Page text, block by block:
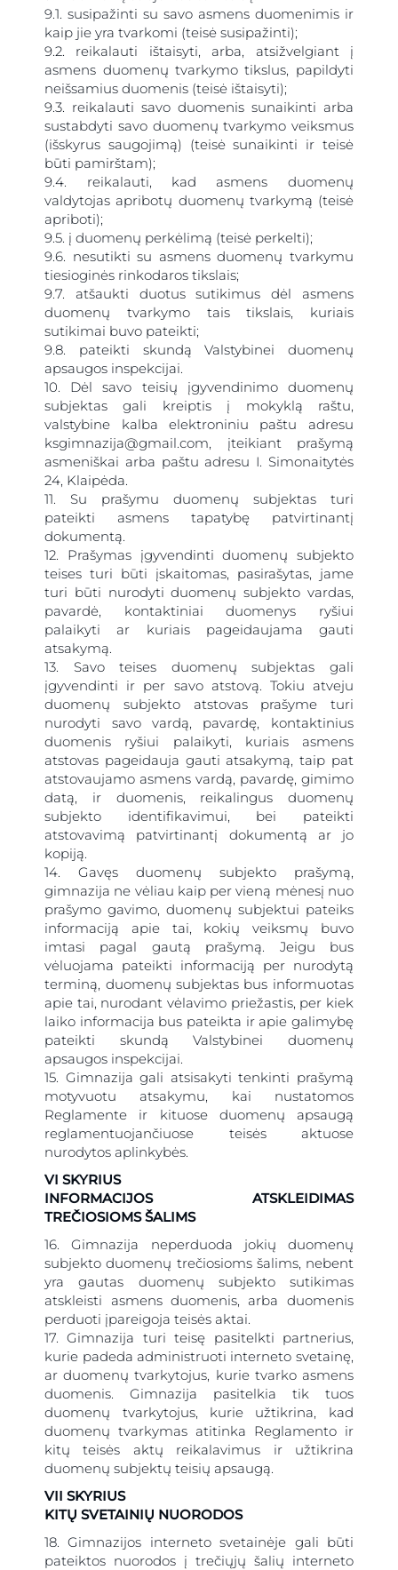
9.1. susipažinti su savo asmens duomenimis ir
kaip jie yra tvarkomi (teisė susipažinti);
9.2. reikalauti ištaisyti, arba, atsižvelgiant į
asmens duomenų tvarkymo tikslus, papildyti
neišsamius duomenis (teisė ištaisyti);
9.3. reikalauti savo duomenis sunaikinti arba
sustabdyti savo duomenų tvarkymo veiksmus
(išskyrus saugojimą) (teisė sunaikinti ir teisė
būti pamirštam);
9.4. reikalauti, kad asmens duomenų
valdytojas apribotų duomenų tvarkymą (teisė
apriboti);
9.5. į duomenų perkėlimą (teisė perkelti);
9.6. nesutikti su asmens duomenų tvarkymu
tiesioginės rinkodaros tikslais;
9.7. atšaukti duotus sutikimus dėl asmens
duomenų tvarkymo tais tikslais, kuriais
sutikimai buvo pateikti;
9.8. pateikti skundą Valstybinei duomenų
apsaugos inspekcijai.
10. Dėl savo teisių įgyvendinimo duomenų
subjektas gali kreiptis į mokyklą raštu,
valstybine kalba elektroniniu paštu adresu
ksgimnazija@gmail.com, įteikiant prašymą
asmeniškai arba paštu adresu I. Simonaitytės
24, Klaipėda.
11. Su prašymu duomenų subjektas turi
pateikti asmens tapatybę patvirtinantį
dokumentą.
12. Prašymas įgyvendinti duomenų subjekto
teises turi būti įskaitomas, pasirašytas, jame
turi būti nurodyti duomenų subjekto vardas,
pavardė, kontaktiniai duomenys ryšiui
palaikyti ar kuriais pageidaujama gauti
atsakymą.
13. Savo teises duomenų subjektas gali
įgyvendinti ir per savo atstovą. Tokiu atveju
duomenų subjekto atstovas prašyme turi
nurodyti savo vardą, pavardę, kontaktinius
duomenis ryšiui palaikyti, kuriais asmens
atstovas pageidauja gauti atsakymą, taip pat
atstovaujamo asmens vardą, pavardę, gimimo
datą, ir duomenis, reikalingus duomenų
subjekto identifikavimui, bei pateikti
atstovavimą patvirtinantį dokumentą ar jo
kopiją.
14. Gavęs duomenų subjekto prašymą,
gimnazija ne vėliau kaip per vieną mėnesį nuo
prašymo gavimo, duomenų subjektui pateiks
informaciją apie tai, kokių veiksmų buvo
imtasi pagal gautą prašymą. Jeigu bus
vėluojama pateikti informaciją per nurodytą
terminą, duomenų subjektas bus informuotas
apie tai, nurodant vėlavimo priežastis, per kiek
laiko informacija bus pateikta ir apie galimybę
pateikti skundą Valstybinei duomenų
apsaugos inspekcijai.
15. Gimnazija gali atsisakyti tenkinti prašymą
motyvuotu atsakymu, kai nustatomos
Reglamente ir kituose duomenų apsaugą
reglamentuojančiuose teisės aktuose
nurodytos aplinkybės.
VI SKYRIUS
INFORMACIJOS ATSKLEIDIMAS
TREČIOSIOMS ŠALIMS
16. Gimnazija neperduoda jokių duomenų
subjekto duomenų trečiosioms šalims, nebent
yra gautas duomenų subjekto sutikimas
atskleisti asmens duomenis, arba duomenis
perduoti įpareigoja teisės aktai.
17. Gimnazija turi teisę pasitelkti partnerius,
kurie padeda administruoti interneto svetainę,
ar duomenų tvarkytojus, kurie tvarko asmens
duomenis. Gimnazija pasitelkia tik tuos
duomenų tvarkytojus, kurie užtikrina, kad
duomenų tvarkymas atitinka Reglamento ir
kitų teisės aktų reikalavimus ir užtikrina
duomenų subjektų teisių apsaugą.
VII SKYRIUS
KITŲ SVETAINIŲ NUORODOS
18. Gimnazijos interneto svetainėje gali būti
pateiktos nuorodos į trečiųjų šalių interneto